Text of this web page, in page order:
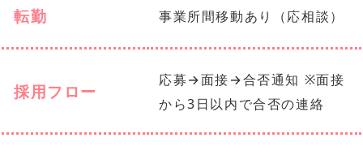
転勤 事業所間移動あり（応相談）
採用フロー
応募→面接→合否通知 ※面接
から3日以内で合否の連絡